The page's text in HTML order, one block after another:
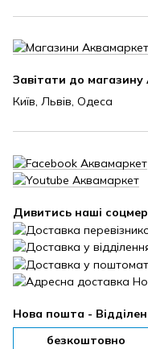
Завітати до магазину
Київ, Львів, Одеса
Дивитись наші
Нова пошта -
безкоштовно